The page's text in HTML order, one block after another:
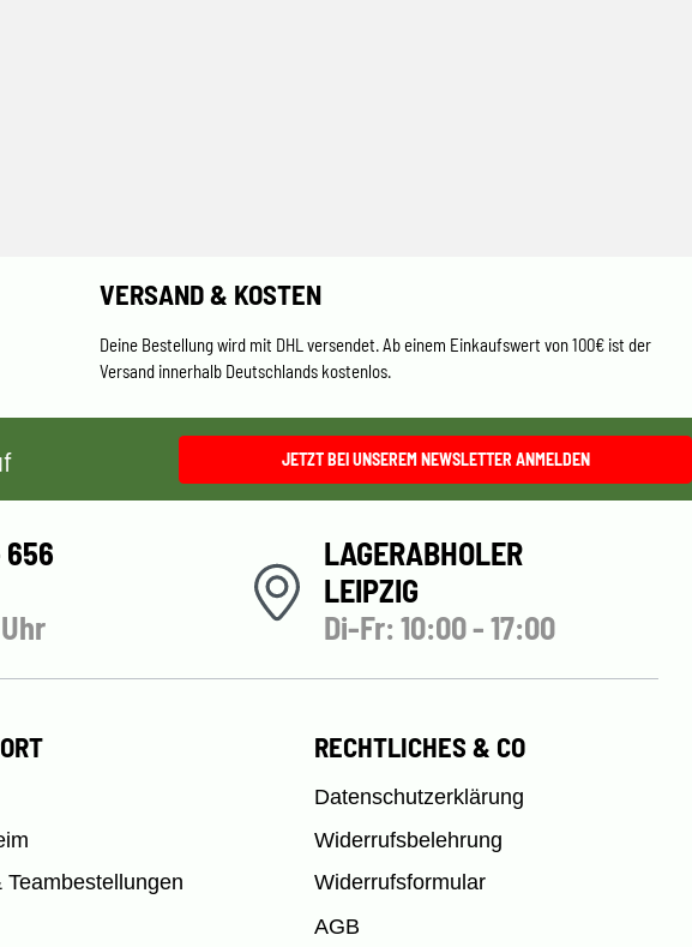
VERSAND & KOSTEN
Deine Bestellung wird mit DHL versendet. Ab einem Einkaufswert von 100€ ist der
Versand innerhalb Deutschlands kostenlos.
JETZT BEI UNSEREM NEWSLETTER ANMELDEN
656
LAGERABHOLER
LEIPZIG
Di-Fr: 10:00 - 17:00
Teambestellungen
RECHTLICHES & CO
Datenschutzerklärung
Widerrufsbelehrung
Widerrufsformular
AGB